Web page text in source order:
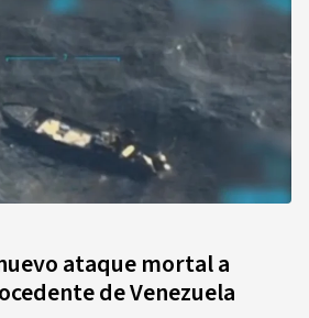
ataque mortal a
de Venezuela